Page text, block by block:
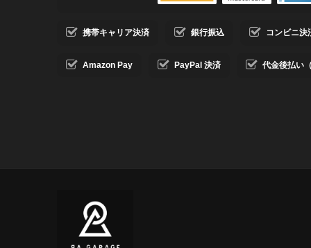
携帯キャリア決済 銀行振込 コンビニ
Amazon Pay PayPal 決済 代金後払い